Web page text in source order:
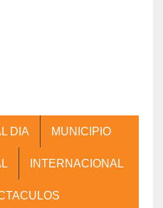
DIA MUNICIPIO
INTERNACIONAL